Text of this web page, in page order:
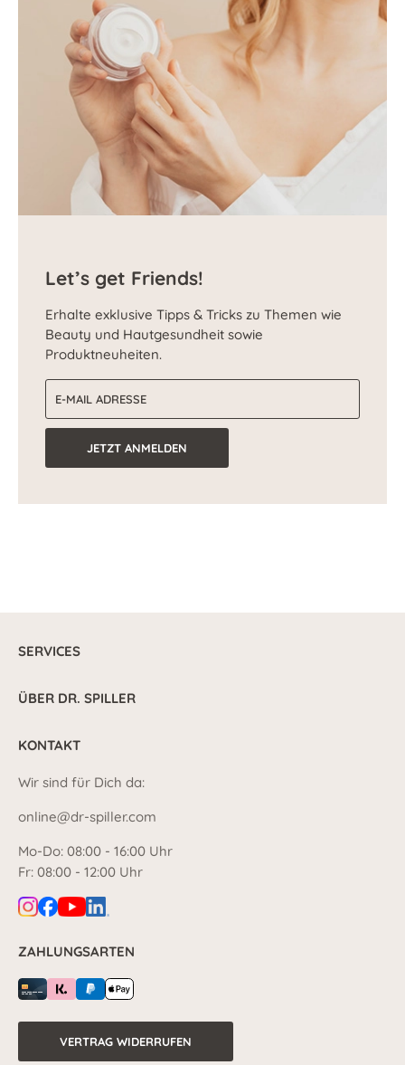
Let’s get Friends!
Erhalte exklusive Tipps & Tricks zu Themen wie
Beauty und Hautgesundheit sowie
Produktneuheiten.
JETZT ANMELDEN
SERVICES
ÜBER DR. SPILLER
KONTAKT
Wir sind für Dich da:
online@dr-spiller.com
Mo-Do: 08:00 - 16:00 Uhr
Fr: 08:00 - 12:00 Uhr
ZAHLUNGSARTEN
VERTRAG WIDERRUFEN